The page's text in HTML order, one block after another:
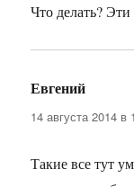
Что делать?
Евгений
14 августа 2014 в
Такие все тут